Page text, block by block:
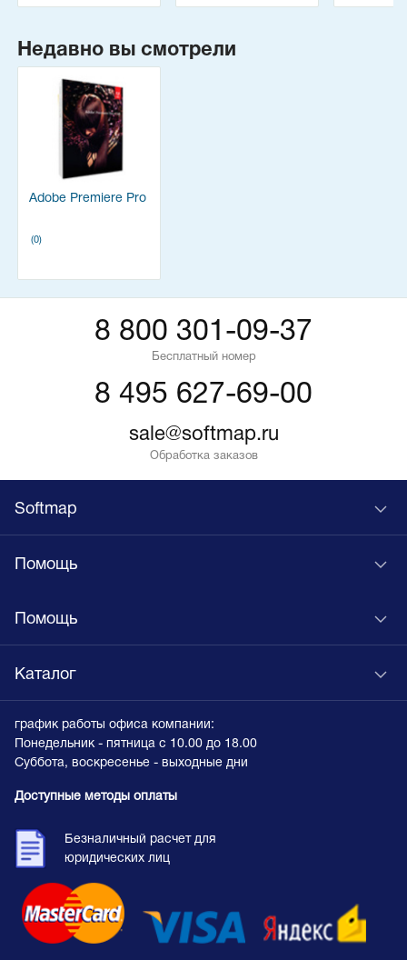
Недавно вы смотрели
Adobe Premiere Pro
(0)
8 800 301-09-37
Бесплатный номер
8 495 627-69-00
sale@softmap.ru
Обработка заказов
Softmap
Помощь
Помощь
Каталог
график работы офиса компании:
Понедельник - пятница с 10.00 до 18.00
Суббота, воскресенье - выходные дни
Доступные методы оплаты
Безналичный расчет для
юридических лиц